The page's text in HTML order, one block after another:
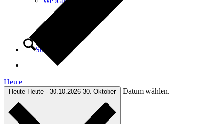
Suche
Heute
Heute Heute - 30.10.2026 30. Oktober Datum wählen.